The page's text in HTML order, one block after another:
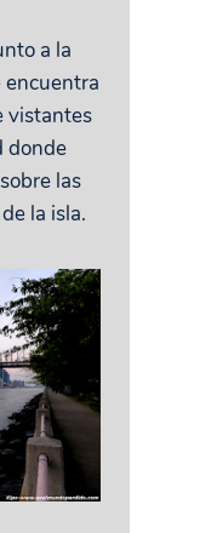
a la
encuentra
vistantes
donde
las
la isla.